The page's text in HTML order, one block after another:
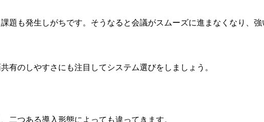
題も発生しがちです。そうなると会議がスムーズに進まなくなり、
有のしやすさにも注目してシステム選びをしましょう。
二つある導入形態によっても違ってきます。